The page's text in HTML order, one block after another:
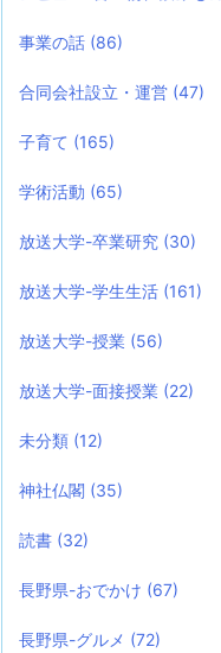
事業の話 (86)
合同会社設立・運営 (47)
子育て (165)
学術活動 (65)
放送大学-卒業研究 (30)
放送大学-学生生活 (161)
放送大学-授業 (56)
放送大学-面接授業 (22)
未分類 (12)
神社仏閣 (35)
読書 (32)
長野県-おでかけ (67)
長野県-グルメ (72)